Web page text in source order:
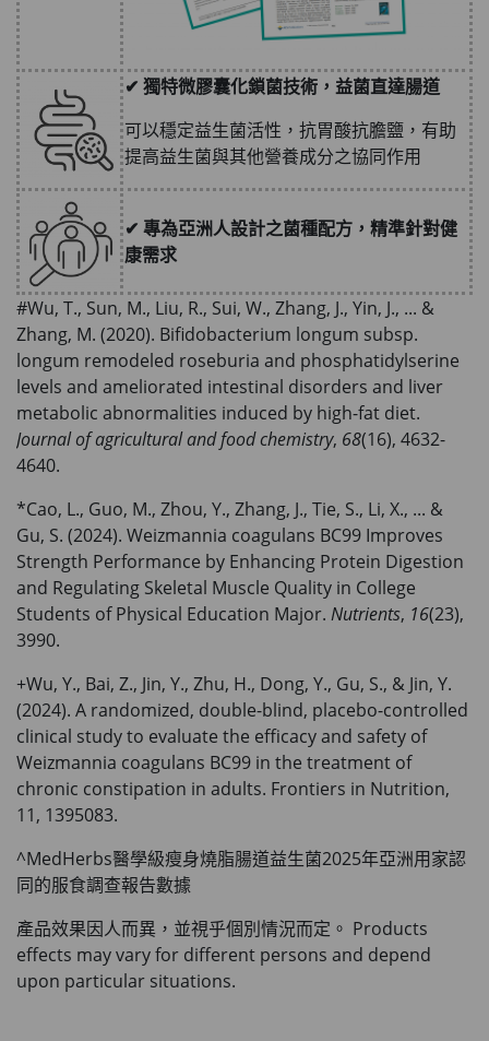
✔ 獨特微膠囊化鎖菌技術，益菌直達腸道
可以穩定益生菌活性，抗胃酸抗膽鹽，有助
提高益生菌與其他營養成分之協同作用
✔ 專為亞洲人設計之菌種配方，精準針對健
康需求
#Wu, T., Sun, M., Liu, R., Sui, W., Zhang, J., Yin, J., ... &
Zhang, M. (2020). Bifidobacterium longum subsp.
longum remodeled roseburia and phosphatidylserine
levels and ameliorated intestinal disorders and liver
metabolic abnormalities induced by high-fat diet.
Journal of agricultural and food chemistry, 68(16), 4632-
4640.
*Cao, L., Guo, M., Zhou, Y., Zhang, J., Tie, S., Li, X., ... &
Gu, S. (2024). Weizmannia coagulans BC99 Improves
Strength Performance by Enhancing Protein Digestion
and Regulating Skeletal Muscle Quality in College
Students of Physical Education Major. Nutrients, 16(23),
3990.
+Wu, Y., Bai, Z., Jin, Y., Zhu, H., Dong, Y., Gu, S., & Jin, Y.
(2024). A randomized, double-blind, placebo-controlled
clinical study to evaluate the efficacy and safety of
Weizmannia coagulans BC99 in the treatment of
chronic constipation in adults. Frontiers in Nutrition,
11, 1395083.
^MedHerbs醫學級瘦身燒脂腸道益生菌2025年亞洲用家認
同的服食調查報告數據
產品效果因人而異，並視乎個別情況而定。 Products
effects may vary for different persons and depend
upon particular situations.